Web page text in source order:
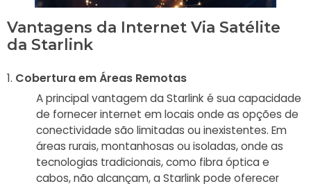
Vantagens da Internet Via Satélite
da Starlink
Cobertura em Áreas Remotas
A principal vantagem da Starlink é sua capacidade
de fornecer internet em locais onde as opções de
conectividade são limitadas ou inexistentes. Em
áreas rurais, montanhosas ou isoladas, onde as
tecnologias tradicionais, como fibra óptica e
cabos, não alcançam, a Starlink pode oferecer